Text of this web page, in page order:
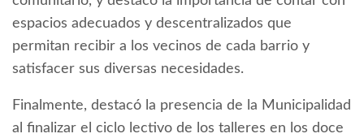
espacios adecuados y descentralizados que
permitan recibir a los vecinos de cada barrio y
satisfacer sus diversas necesidades.
Finalmente, destacó la presencia de la Municipalidad
al finalizar el ciclo lectivo de los talleres en los doce